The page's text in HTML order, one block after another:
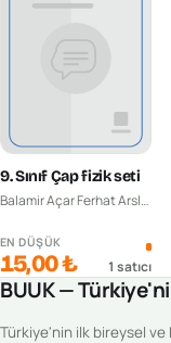
9. Sınıf Çap fizik seti
Balamir Açar Ferhat Arslan
EN DÜŞÜK
15,00 ₺ 1 satıcı
BUUK —
Türkiye'nin ilk bireysel